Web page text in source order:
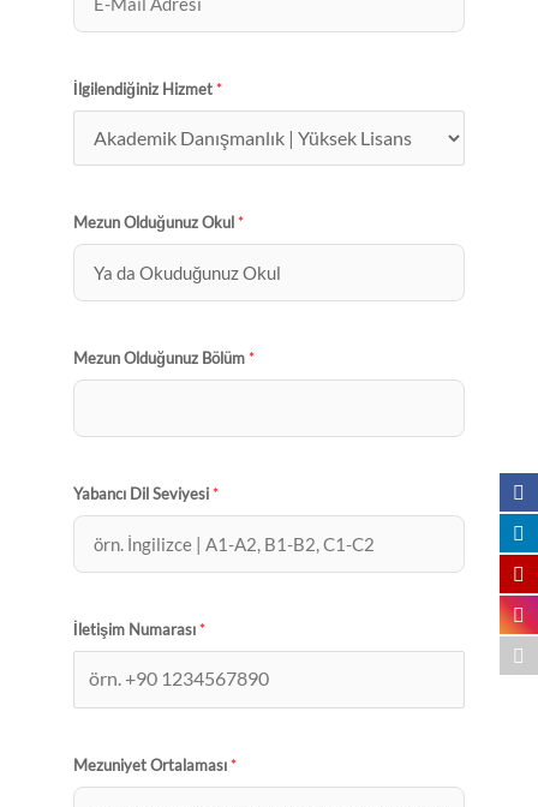
İlgilendiğiniz Hizmet*
Mezun Olduğunuz Okul*
Mezun Olduğunuz Bölüm*
Yabancı Dil Seviyesi*
İletişim Numarası*
Mezuniyet Ortalaması*